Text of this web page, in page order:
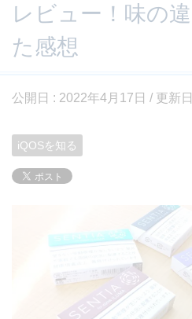
レビュー！味の
た感想
公開日 : 2022年4月17日 / 更新
iQOSを知る